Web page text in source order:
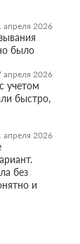
апреля 2026
было
апреля 2026
учетом
быстро,
апреля 2026
без
и